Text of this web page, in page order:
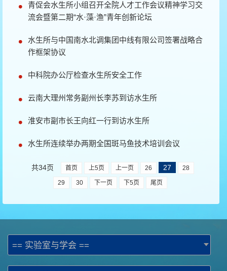
青促会水生所小组召开全院人才工作会议精神学习交
流会暨第二期“水·藻·渔”青年创新论坛
水生所与中国南水北调集团中线有限公司签署战略合
作框架协议
中科院办公厅检查水生所安全工作
云南大理州常务副州长李苏到访水生所
淮安市副市长王向红一行到访水生所
水生所连续举办两期全国斑马鱼技术培训会议
共34页 首页 上5页 上一页 26 27 28
29 30 下一页 下5页 尾页
== 实验室与学会 ==